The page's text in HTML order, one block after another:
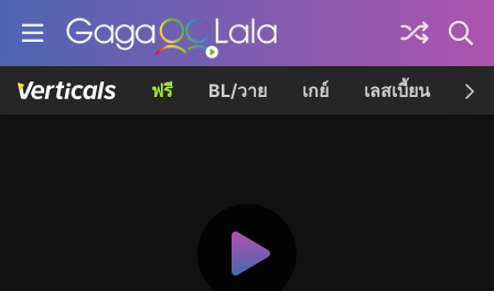
ฟรี BL/วาย เกย์ เลสเบี้ยน เค